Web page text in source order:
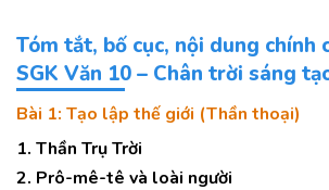
Tóm tắt, bố cục, nội dung chính
SGK Văn 10 – Chân trời sáng
Bài 1: Tạo lập thế giới (Thần thoại)
1. Thần Trụ Trời
2. Prô-mê-tê và loài người